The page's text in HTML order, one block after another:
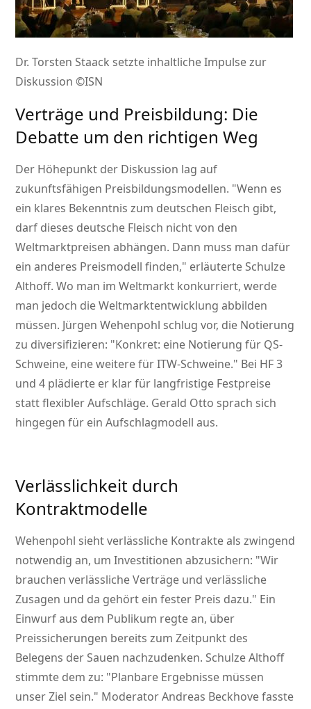
Dr. Torsten Staack setzte inhaltliche Impulse zur
Diskussion ©ISN
Verträge und Preisbildung: Die
Debatte um den richtigen Weg
Der Höhepunkt der Diskussion lag auf
zukunftsfähigen Preisbildungsmodellen. Wenn es
ein klares Bekenntnis zum deutschen Fleisch gibt,
darf dieses deutsche Fleisch nicht von den
Weltmarktpreisen abhängen. Dann muss man dafür
ein anderes Preismodell finden, erläuterte Schulze
Althoff. Wo man im Weltmarkt konkurriert, werde
man jedoch die Weltmarktentwicklung abbilden
müssen. Jürgen Wehenpohl schlug vor, die Notierung
zu diversifizieren: Konkret: eine Notierung für QS-
Schweine, eine weitere für ITW-Schweine. Bei HF 3
und 4 plädierte er klar für langfristige Festpreise
statt flexibler Aufschläge. Gerald Otto sprach sich
hingegen für ein Aufschlagmodell aus.
Verlässlichkeit durch
Kontraktmodelle
Wehenpohl sieht verlässliche Kontrakte als zwingend
notwendig an, um Investitionen abzusichern: Wir
brauchen verlässliche Verträge und verlässliche
Zusagen und da gehört ein fester Preis dazu. Ein
Einwurf aus dem Publikum regte an, über
Preissicherungen bereits zum Zeitpunkt des
Belegens der Sauen nachzudenken. Schulze Althoff
stimmte dem zu: Planbare Ergebnisse müssen
unser Ziel sein. Moderator Andreas Beckhove fasste